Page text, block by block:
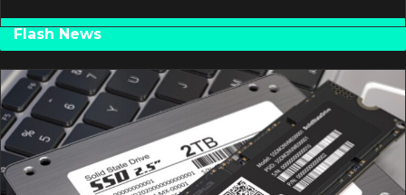
Flash News